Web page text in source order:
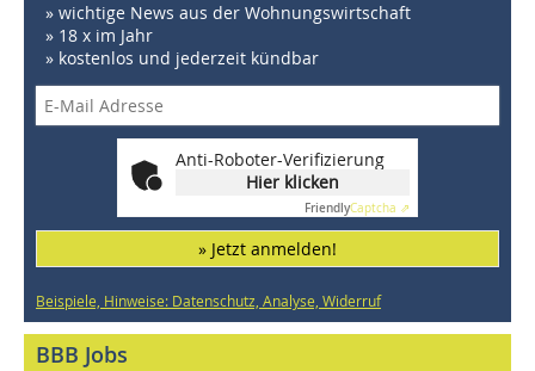
» wichtige News aus der Wohnungswirtschaft
» 18 x im Jahr
» kostenlos und jederzeit kündbar
Anti-Roboter-Verifizierung
Hier klicken
FriendlyCaptcha ⇗
» Jetzt anmelden!
Beispiele, Hinweise: Datenschutz, Analyse, Widerruf
BBB Jobs